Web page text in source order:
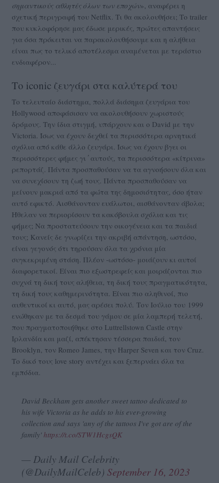
σημαντικούς αθλητές όλων των εποχών», αναφέρει η
σχετική περιγραφή του Netflix. Τι θα ακολουθήσει; Το trailer
που κυκλοφόρησε μας έδωσε μερικές, πρώτες απαντήσεις
για όσα πρόκειται να παρακολουθήσουμε και η αλήθεια
είναι πως το τελικό αποτέλεσμα αναμένεται με τεράστιο
ενδιαφέρον...
Το iconic ζευγάρι στα καλύτερά του
Το τελευταίο διάστημα, πολλά διάσημα ζευγάρια του
Hollywood αποφάσισαν να ακολουθήσουν χωριστούς
δρόμους. Την ίδια στιγμή, υπάρχουν και ο David με την
Victoria. Ίσως να έχουν δεχθεί τα περισσότερα αρνητικά
σχόλια από κάθε άλλο ζευγάρι. Ίσως να έχουν βγει οι
περισσότερες φήμες γι΄αυτούς, τα περισσότερα «κίτρινα»
ρεπορτάζ. Πάντα προσπαθούσαν να τα αγνοήσουν όλα και
να συνεχίσουν τη ζωή τους. Πάντα προσπαθούσαν να
μείνουν μακριά από τα φώτα της δημοσιότητας, όσο ήταν
αυτό εφικτό. Αισθάνονταν ευάλωτοι, αισθάνονταν άβολα;
Ήθελαν να περιορίσουν τα κακόβουλα σχόλια και τις
φήμες; Να προστατεύσουν την οικογένεια και τα παιδιά
τους; Κανείς δε γνωρίζει την ακριβή απάντηση, ωστόσο,
είναι γεγονός ότι τηρούσαν όλα τα χρόνια μία
συγκεκριμένη στάση. Πλέον -ωστόσο- μοιάζουν κι αυτοί
διαφορετικοί. Είναι πιο εξωστρεφείς και μοιράζονται πιο
συχνά τη δική τους αλήθεια, τη δική τους πραγματικότητα,
τη δική τους καθημερινότητα. Είναι πιο αληθινοί, πιο
αυθεντικοί κι αυτό, μας αρέσει πολύ. Τον Ιούλιο του 1999
ενώθηκαν με τα δεσμά του γάμου σε μία λαμπερή τελετή,
που πραγματοποιήθηκε στο Luttrellstown Castle στην
Ιρλανδία και μαζί, απέκτησαν τέσσερα παιδιά, τον
Brooklyn, τον Romeo James, την Harper Seven και τoν Cruz.
Το δικό τους love story αντέχει και ξεπερνάει όλα τα
εμπόδια.
David Beckham gets another sweet tattoo dedicated to
his wife Victoria as he adds to his ever-growing
collection and says 'any of the tattoos I've got are of the
family' https://t.co/STW1HcgsQK
— Daily Mail Celebrity
(@DailyMailCeleb) September 16, 2023